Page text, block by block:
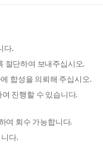
다.
절단하여 보내주십시오.
합성을 의뢰해 주십시오.
진행할 수 있습니다.
여 회수 가능합니다.
다.